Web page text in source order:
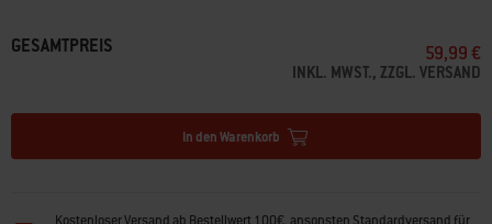
GESAMTPREIS 59,99 €
INKL. MWST., ZZGL. VERSAND
In den Warenkorb